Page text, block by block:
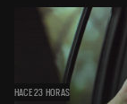
HACE 23 HORAS